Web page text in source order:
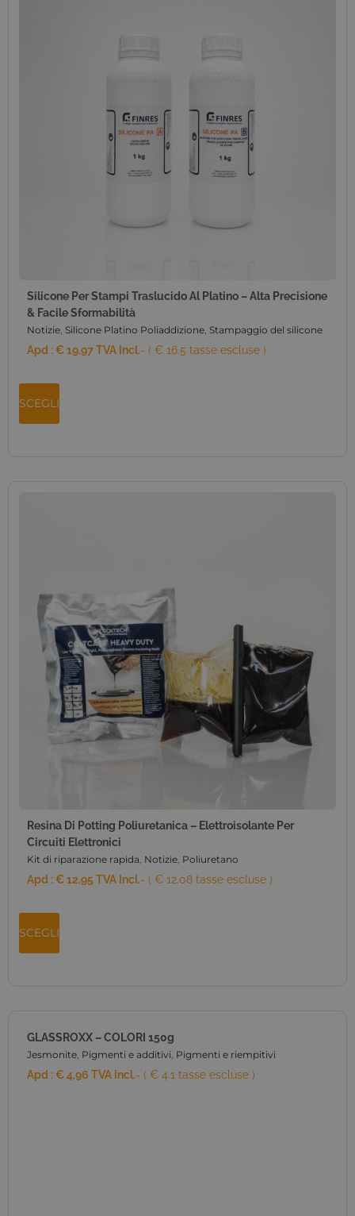
Silicone Per Stampi Traslucido Al Platino – Alta Precisione
& Facile Sformabilità
Notizie, Silicone Platino Poliaddizione, Stampaggio del silicone
Apd :€19,97TVA Incl.- ( € 16.5 tasse escluse )
SCEGLI
Resina Di Potting Poliuretanica – Elettroisolante Per
Circuiti Elettronici
Kit di riparazione rapida, Notizie, Poliuretano
Apd :€12,95TVA Incl.- ( € 12.08 tasse escluse )
SCEGLI
GLASSROXX – COLORI 150g
Jesmonite, Pigmenti e additivi, Pigmenti e riempitivi
Apd :€4,96 TVA Incl.- ( € 4.1 tasse escluse )